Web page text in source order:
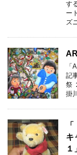
す
ー
ズ
記
祭
掛
キ
１